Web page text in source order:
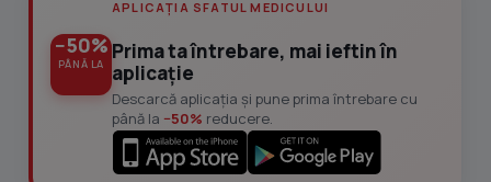
−50%
PÂNĂ LA
APLICAȚIA SFATUL MEDICULUI
Prima ta întrebare, mai ieftin în
aplicație
Descarcă aplicația și pune prima întrebare cu
până la −50% reducere.